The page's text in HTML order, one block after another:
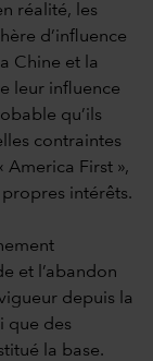
réalité, les
d’influence
Chine et la
leur influence
qu’ils
contraintes
First »,
intérêts.
et l’abandon
depuis la
que des
la base.